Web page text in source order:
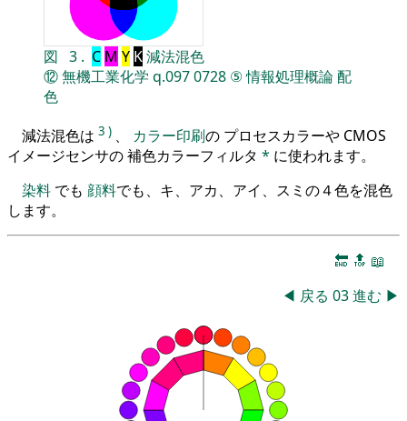
図 3 . C M Y K減法混色
⑫無機工業化学 q.0970728 ⑤情報処理概論配
色
減法混色は 3 ) 、 カラー印刷の プロセスカラーや CMOS
イメージセンサの 補色カラーフィルタ * に使われます。
染料 でも 顔料でも、キ、アカ、アイ、スミの４色を混色
します。
🔚 🔝 📖
◀ 戻る 03進む ▶